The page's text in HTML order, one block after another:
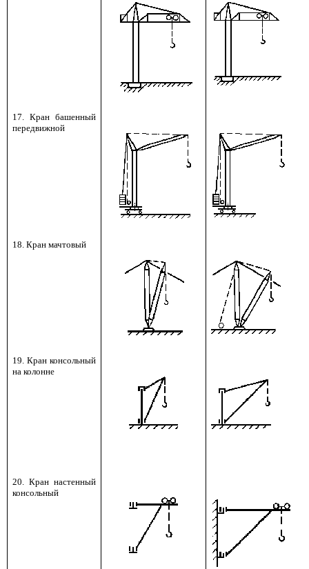
17. Кран башенный
передвижной
18. Кран мачтовый
19. Кран консольный
на колонне
20. Кран настенный
консольный